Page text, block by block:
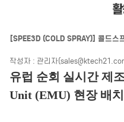
[SPEE3D (COLD SPRAY)] 콜드
작성자 : 관리자
유럽 순회 실시간 제
Unit (EMU) 현장 배치